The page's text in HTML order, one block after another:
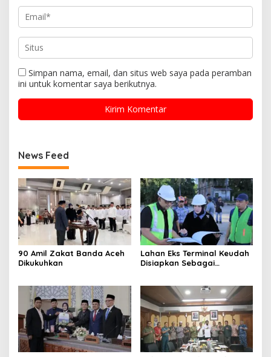
Simpan nama, email, dan situs web saya pada peramban
ini untuk komentar saya berikutnya.
News Feed
90 Amil Zakat Banda Aceh
Dikukuhkan
Lahan Eks Terminal Keudah
Disiapkan Sebagai